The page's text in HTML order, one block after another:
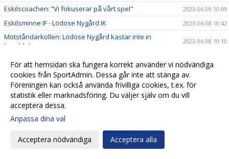
Eskilscoachen: ”Vi fokuserar på vårt spel" 2023-06-09 10:09
Eskilsminne IF - Lödöse Nygård IK 2023-06-08 10:42
Motståndarkollen: Lödöse Nygård kastar inte in
handduken
2023-06-08 10:10
”Julle” hyllades för 200 matcher 2023-06-06 16:03
Eskils besegrade Eskils med 5-0 2023-06-06 16:00
Eskils mot Eskils ännu en gång
Svenska Cupen-match mellan Dam A och Akademin!
Tuff match väntar mot seriefavorit
För att hemsidan ska fungera korrekt använder vi nödvändiga
cookies från SportAdmin. Dessa går inte att stänga av.
Föreningen kan också använda frivilliga cookies, t.ex. för
statistik eller marknadsföring. Du väljer själv om du vill
acceptera dessa.
Anpassa dina val
Acceptera nödvändiga Acceptera alla